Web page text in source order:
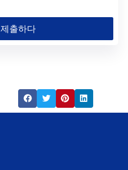
제출하다